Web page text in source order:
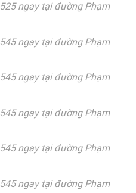
ngay tại đường Phạm
ngay tại đường Phạm
ngay tại đường Phạm
ngay tại đường Phạm
ngay tại đường Phạm
ngay tại đường Phạm